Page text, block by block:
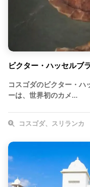
ビクター・ハッセルブ
コスゴダのビクター・ハ
ーは、世界初のカメ…
コスゴダ、スリランカ